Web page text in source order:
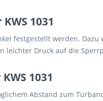
1031
festgestellt werden.
leichter Druck auf die
1031
Abstand zum